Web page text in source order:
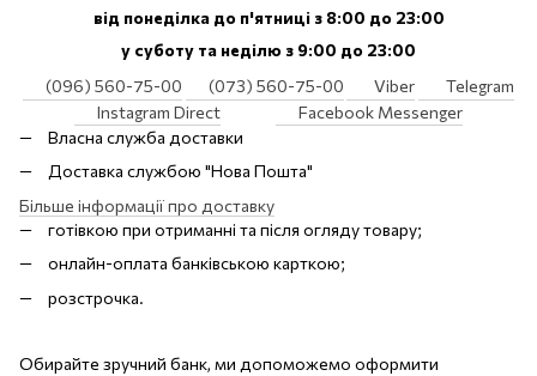
від понеділка до п'ятниці з 8:00 до 23:00
у суботу та неділю з 9:00 до 23:00
(096) 560-75-00
(073) 560-75-00 Viber
Telegram
Instagram Direct
Facebook Messenger
Власна служба доставки
Доставка службою "Нова Пошта"
Більше інформації про доставку
готівкою при отриманні та після огляду товару;
онлайн-оплата банківською карткою;
розстрочка.
Обирайте зручний банк, ми допоможемо оформити